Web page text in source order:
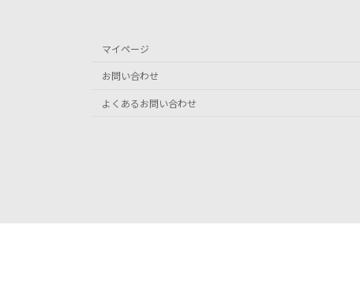
マイページ
お問い合わせ
よくあるお問い合わせ